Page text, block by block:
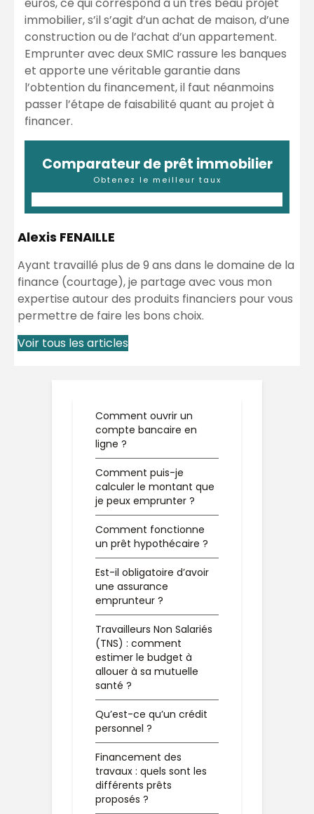
euros, ce qui correspond à un très beau projet
immobilier, s’il s’agit d’un achat de maison, d’une
construction ou de l’achat d’un appartement.
Emprunter avec deux SMIC rassure les banques
et apporte une véritable garantie dans
l’obtention du financement, il faut néanmoins
passer l’étape de faisabilité quant au projet à
financer.
Comparateur de prêt immobilier
Obtenez le meilleur taux
Alexis FENAILLE
Ayant travaillé plus de 9 ans dans le domaine de la
finance (courtage), je partage avec vous mon
expertise autour des produits financiers pour vous
permettre de faire les bons choix.
Voir tous les articles
Comment ouvrir un
compte bancaire en
ligne ?
Comment puis-je
calculer le montant que
je peux emprunter ?
Comment fonctionne
un prêt hypothécaire ?
Est-il obligatoire d’avoir
une assurance
emprunteur ?
Travailleurs Non Salariés
(TNS) : comment
estimer le budget à
allouer à sa mutuelle
santé ?
Qu’est-ce qu’un crédit
personnel ?
Financement des
travaux : quels sont les
différents prêts
proposés ?